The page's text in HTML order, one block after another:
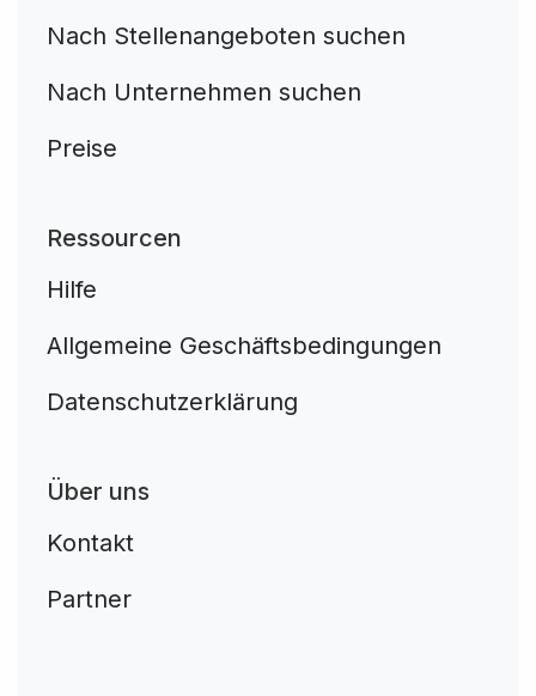
Nach Stellenangeboten suchen
Nach Unternehmen suchen
Preise
Ressourcen
Hilfe
Allgemeine Geschäftsbedingungen
Datenschutzerklärung
Über uns
Kontakt
Partner